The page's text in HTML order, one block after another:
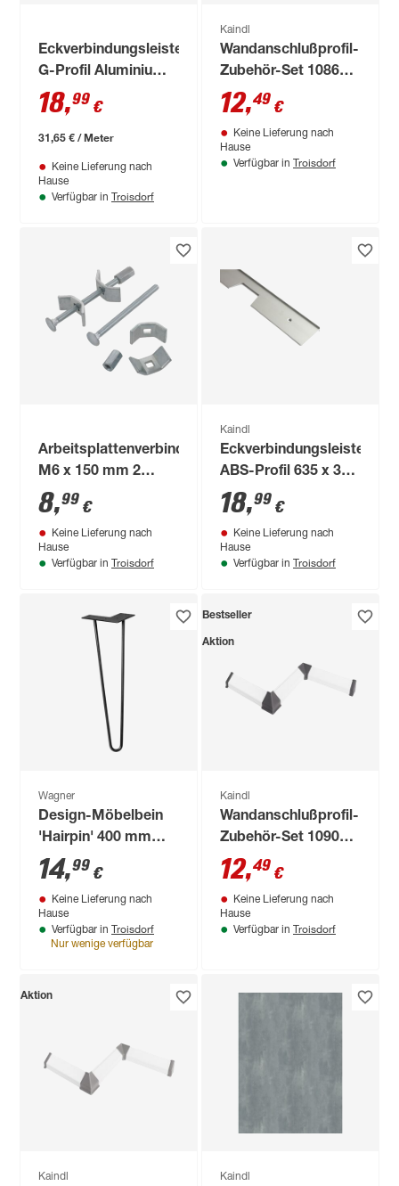
Eckverbindungsleiste
G-Profil Aluminium
600 x 38 x 1,5 mm
18,99 €
31,65 € / Meter
Keine Lieferung nach
Hause
Verfügbar in Troisdorf
Kaindl
Wandanschlußprofil-
Zubehör-Set 1086
hellbraun
12,49 €
Keine Lieferung nach
Hause
Verfügbar in Troisdorf
Arbeitsplattenverbinder
M6 x 150 mm 2
Stück
8,99 €
Keine Lieferung nach
Hause
Verfügbar in Troisdorf
Kaindl
Eckverbindungsleiste
ABS-Profil 635 x 38
x 16 mm
18,99 €
Keine Lieferung nach
Hause
Verfügbar in Troisdorf
Wagner
Design-Möbelbein
'Hairpin' 400 mm
messing
14,99 €
Keine Lieferung nach
Hause
Verfügbar in Troisdorf
Nur wenige verfügbar
Bestseller
Aktion
Kaindl
Wandanschlußprofil-
Zubehör-Set 1090
grau
12,49 €
Keine Lieferung nach
Hause
Verfügbar in Troisdorf
Aktion
Kaindl Kaindl